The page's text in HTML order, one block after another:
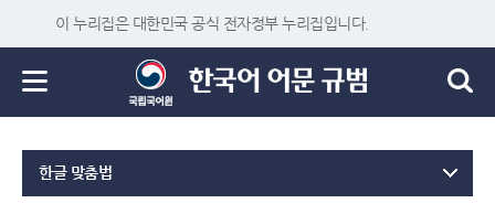
이 누리집은 대한민국 공식 전자정부 누리집입니다.
한글 맞춤법